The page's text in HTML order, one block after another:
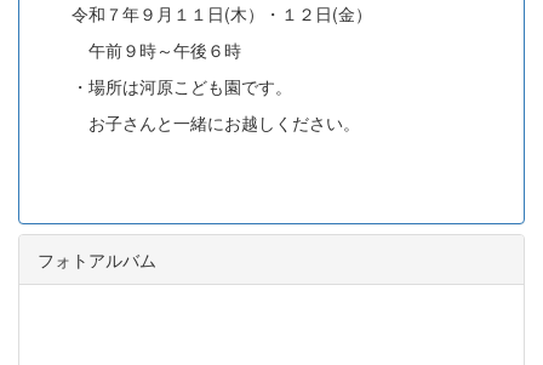
令和７年９月１１日(木）・１２日(金）
午前９時～午後６時
・場所は河原こども園です。
お子さんと一緒にお越しください。
フォトアルバム